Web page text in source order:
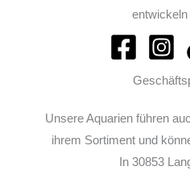
entwickeln
Unsere Aquarien führen
ihrem Sortiment und
In 30853